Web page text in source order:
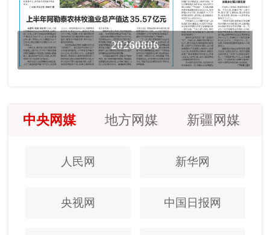
20260806
中央网媒 地方网媒 新疆网媒
人民网 新华网
央视网 中国日报网